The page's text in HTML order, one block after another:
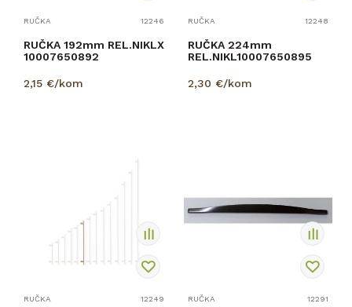
RUČKA 12246
RUČKA 192mm REL.NIKLX
10007650892
2,15 €/kom
RUČKA 12248
RUČKA 224mm
REL.NIKL10007650895
2,30 €/kom
RUČKA 12249 RUČKA 12291